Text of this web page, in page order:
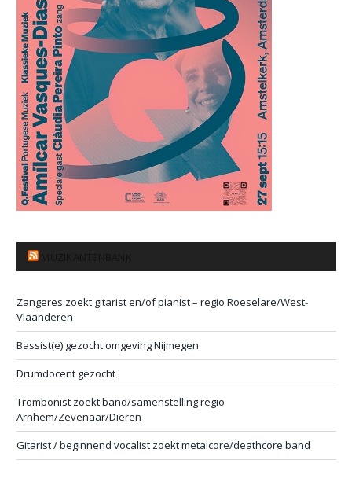
Zangeres zoekt gitarist en/of pianist – regio Roeselare/West-
Vlaanderen
Bassist(e) gezocht omgeving Nijmegen
Drumdocent gezocht
Trombonist zoekt band/samenstelling regio
Arnhem/Zevenaar/Dieren
Gitarist / beginnend vocalist zoekt metalcore/deathcore band